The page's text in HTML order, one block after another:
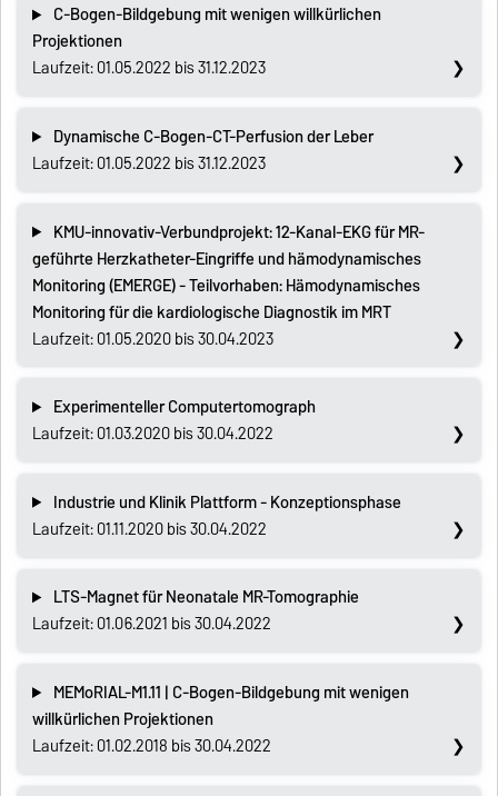
C-Bogen-Bildgebung mit wenigen willkürlichen
Projektionen
Laufzeit: 01.05.2022 bis 31.12.2023
Dynamische C-Bogen-CT-Perfusion der Leber
Laufzeit: 01.05.2022 bis 31.12.2023
KMU-innovativ-Verbundprojekt: 12-Kanal-EKG für MR-
geführte Herzkatheter-Eingriffe und hämodynamisches
Monitoring (EMERGE) - Teilvorhaben: Hämodynamisches
Monitoring für die kardiologische Diagnostik im MRT
Laufzeit: 01.05.2020 bis 30.04.2023
Experimenteller Computertomograph
Laufzeit: 01.03.2020 bis 30.04.2022
Industrie und Klinik Plattform - Konzeptionsphase
Laufzeit: 01.11.2020 bis 30.04.2022
LTS-Magnet für Neonatale MR-Tomographie
Laufzeit: 01.06.2021 bis 30.04.2022
MEMoRIAL-M1.11 | C-Bogen-Bildgebung mit wenigen
willkürlichen Projektionen
Laufzeit: 01.02.2018 bis 30.04.2022